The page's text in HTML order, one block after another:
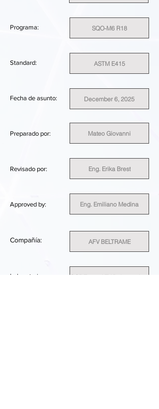
Programa: SQO-M6 R18
Standard: ASTM E415
Fecha de asunto: December 6, 2025
Preparado por: Mateo Giovanni
Revisado por: Eng. Erika Brest
Approved by: Eng. Emiliano Medina
Compañía: AFV BELTRAME
Laboratorio CODE 10 - AFV Beltrame Lab